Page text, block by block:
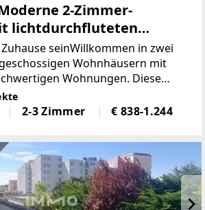
2-Zimmer-
lichtdurchfluteten
seinWillkommen in zwei
Wohnhäusern mit
Wohnungen. Diese
bieten modernen
sind ab sofort verfügbar. Die
2-3 Zimmer € 838-1.244